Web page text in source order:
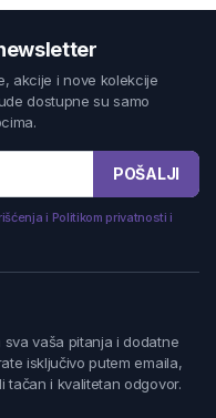
akcije i nove kolekcije
dostupne su samo
POŠALJI
i Politikom privatnosti i
vaša pitanja i dodatne
isključivo putem emaila,
tačan i kvalitetan odgovor.